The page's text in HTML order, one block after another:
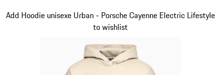
Add Hoodie unisexe Urban - Porsche Cayenne Electric Lifestyle
to wishlist
Diapositive 3 sur 15